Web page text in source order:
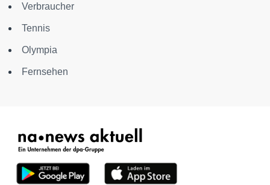
Verbraucher
Tennis
Olympia
Fernsehen